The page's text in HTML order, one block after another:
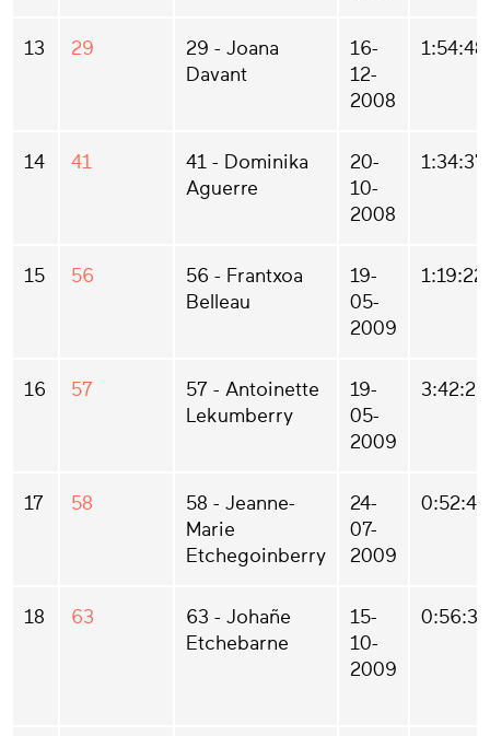
13 29
29 - Joana
Davant
16-
12-
2008
1:54:48
14 41
41 - Dominika
Aguerre
20-
10-
2008
1:34:37
15 56
56 - Frantxoa
Belleau
19-
05-
2009
1:19:22
16 57
57 - Antoinette
Lekumberry
19-
05-
2009
3:42:26
17 58
58 - Jeanne-
Marie
Etchegoinberry
24-
07-
2009
0:52:40
18 63
63 - Johañe
Etchebarne
15-
10-
2009
0:56:31